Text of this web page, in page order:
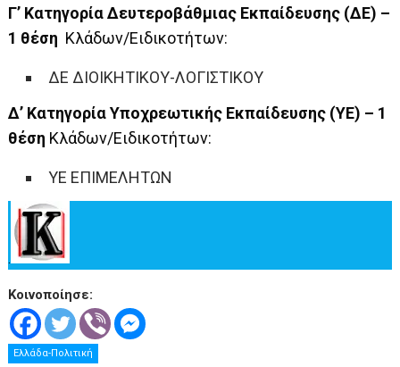
Γ’ Κατηγορία Δευτεροβάθμιας Εκπαίδευσης (ΔΕ) –
1 θέση Κλάδων/Ειδικοτήτων:
ΔΕ ΔΙΟΙΚΗΤΙΚΟΥ-ΛΟΓΙΣΤΙΚΟΥ
Δ’ Κατηγορία Υποχρεωτικής Εκπαίδευσης (ΥΕ) – 1
θέση Κλάδων/Ειδικοτήτων:
ΥΕ ΕΠΙΜΕΛΗΤΩΝ
.
Κοινοποίησε:
Ελλάδα-Πολιτική